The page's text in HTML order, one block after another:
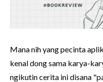
Mana nih yang pecinta
kenal dong sama karya-
ngikutin cerita ini disana